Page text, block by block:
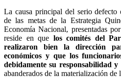
La causa principal del serio
de las metas de la Estrategia
Economía Nacional, presentadas
reside en que los comités del
realizaron bien la dirección
económicos y que los
debidamente su responsabilidad
abanderados de la materialización de